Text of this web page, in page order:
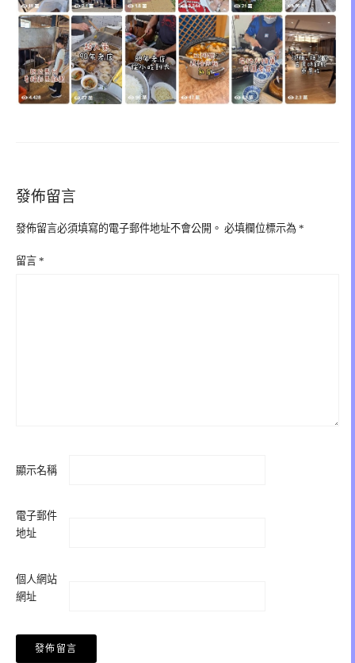
發佈留言
發佈留言必須填寫的電子郵件地址不會公開。 必填欄位標示為 *
留言 *
顯示名稱
電子郵件
地址
個人網站
網址